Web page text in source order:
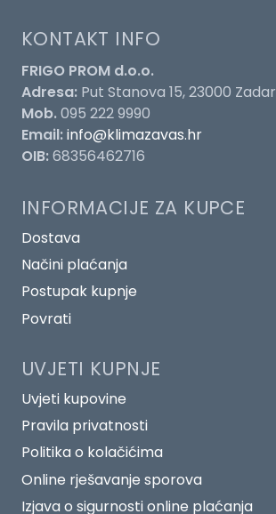
KONTAKT INFO
FRIGO PROM d.o.o.
Adresa: Put Stanova 15, 23000 Zadar
Mob.095 222 9990
Email:info@klimazavas.hr
OIB:68356462716
INFORMACIJE ZA KUPCE
Dostava
Načini plaćanja
Postupak kupnje
Povrati
UVJETI KUPNJE
Uvjeti kupovine
Pravila privatnosti
Politika o kolačićima
Online rješavanje sporova
Izjava o sigurnosti online plaćanja